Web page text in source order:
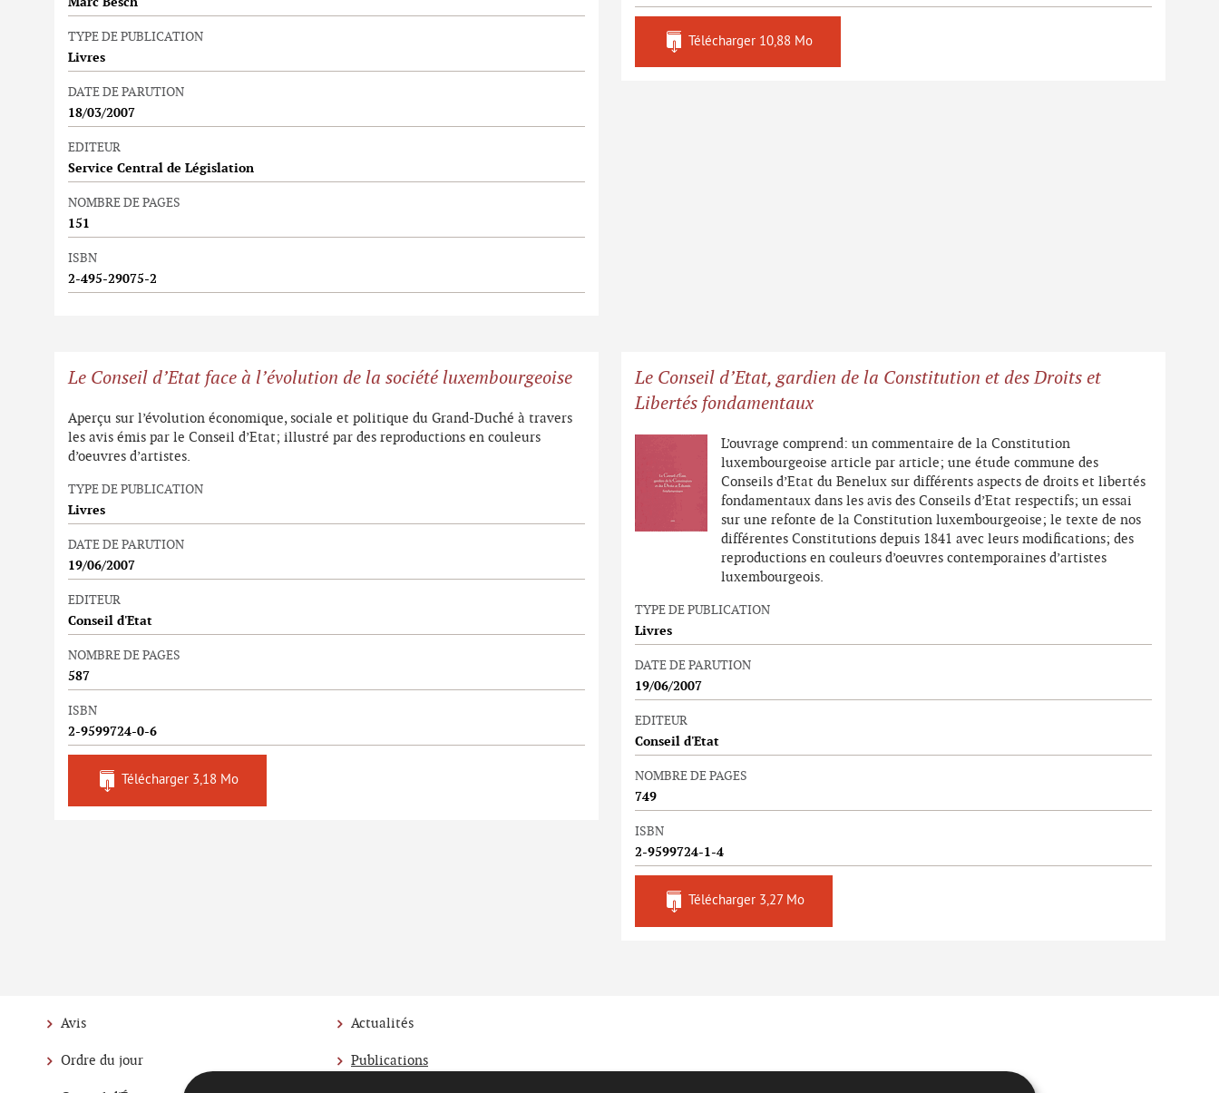
TYPE DE PUBLICATION
Livres
DATE DE PARUTION
18/03/2007
EDITEUR
Service Central de Législation
NOMBRE DE PAGES
151
ISBN
2-495-29075-2
Télécharger 10,88 Mo
Le Conseil d’Etat face à l’évolution de la société luxembourgeoise
Aperçu sur l’évolution économique, sociale et politique du Grand-Duché à travers
les avis émis par le Conseil d’Etat; illustré par des reproductions en couleurs
d’oeuvres d’artistes.
TYPE DE PUBLICATION
Livres
DATE DE PARUTION
19/06/2007
EDITEUR
Conseil d'Etat
NOMBRE DE PAGES
587
ISBN
2-9599724-0-6
Télécharger 3,18 Mo
Le Conseil d’Etat, gardien de la Constitution et des Droits et
Libertés fondamentaux
L’ouvrage comprend: un commentaire de la Constitution
luxembourgeoise article par article; une étude commune des
Conseils d’Etat du Benelux sur différents aspects de droits et libertés
fondamentaux dans les avis des Conseils d’Etat respectifs; un essai
sur une refonte de la Constitution luxembourgeoise; le texte de nos
différentes Constitutions depuis 1841 avec leurs modifications; des
reproductions en couleurs d’oeuvres contemporaines d’artistes
luxembourgeois.
TYPE DE PUBLICATION
Livres
DATE DE PARUTION
19/06/2007
EDITEUR
Conseil d'Etat
NOMBRE DE PAGES
749
ISBN
2-9599724-1-4
Télécharger 3,27 Mo
Menu
Avis
Ordre du jour
Actualités
Publications